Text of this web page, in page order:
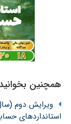
همچنین بخوانید:
استانداردهای